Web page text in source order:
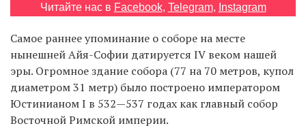
Читайте нас в Facebook, Telegram, Instagram
Самое раннее упоминание о соборе на месте
нынешней Айя-Софии датируется IV веком нашей
эры. Огромное здание собора (77 на 70 метров, купол
диаметром 31 метр) было построено императором
Юстинианом I в 532—537 годах как главный собор
Восточной Римской империи.